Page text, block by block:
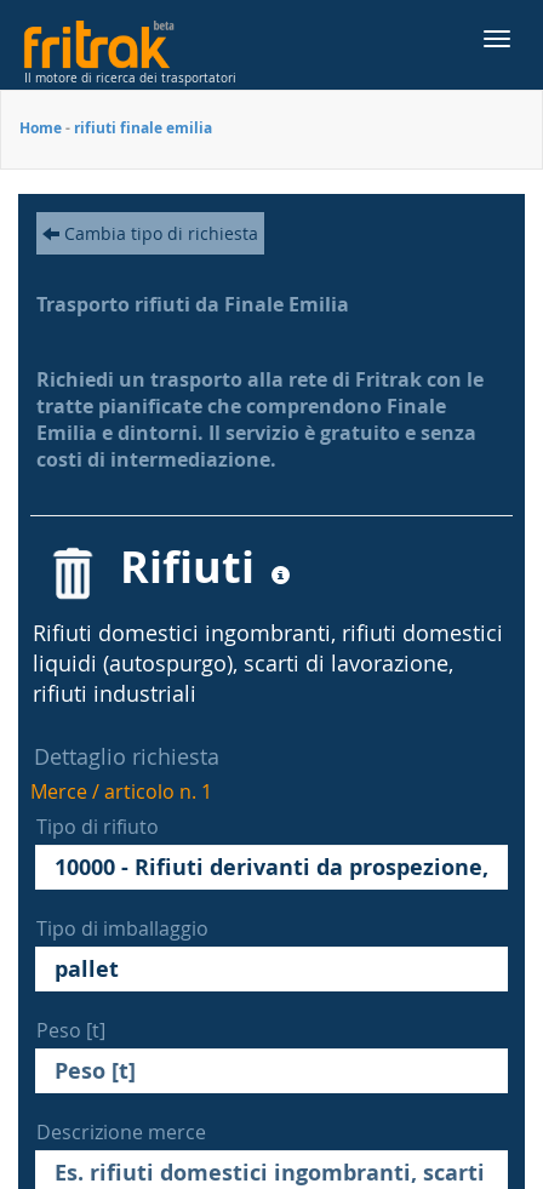
Il motore di ricerca dei trasportatori
Home- rifiuti finale emilia
Cambia tipo di richiesta
Trasporto rifiuti da Finale Emilia
Richiedi un trasporto alla rete di Fritrak con le
tratte pianificate che comprendono Finale
Emilia e dintorni. Il servizio è gratuito e senza
costi di intermediazione.
Rifiuti
Rifiuti domestici ingombranti, rifiuti domestici
liquidi (autospurgo), scarti di lavorazione,
rifiuti industriali
Dettaglio richiesta
Merce / articolo n. 1
Tipo di rifiuto
Tipo di imballaggio
Peso [t]
Descrizione merce